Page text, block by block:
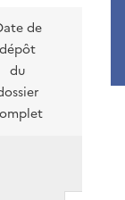
de
dépôt
du